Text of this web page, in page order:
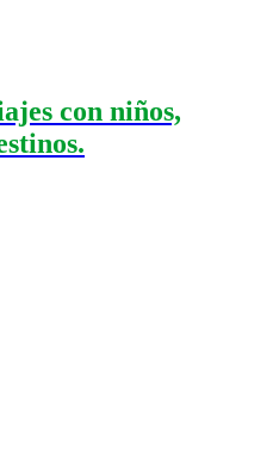
con niños,